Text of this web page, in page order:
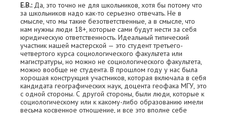
Е.В.:Да, это точно не для школьников, хотя бы потому что
за школьников надо как-то серьезно отвечать. Не в
смысле, что мы такие безответственные, а в смысле, что
нам нужны люди 18+, которые сами будут нести за себя
юридическую ответственность. Идеальный типический
участник нашей мастерской — это студент третьего-
четвертого курса социологического факультета или
магистратуры, но можно не социологического факультета,
можно вообще не студента. В прошлом году у нас была
хорошая конструкция участников, которая включала в себя
кандидата географических наук, доцента геофака МГУ, это
с одной стороны. С другой стороны, были люди, которые к
социологическому или к какому-либо образованию имели
весьма косвенное отношение, и все это вполне себе